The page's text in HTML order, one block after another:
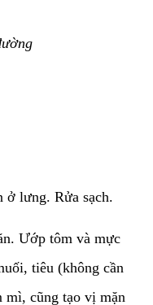
ở lưng. Rửa sạch.
Ướp tôm và mực
tiêu (không cần
mì, cũng tạo vị mặn